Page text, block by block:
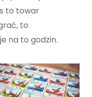
to towar
to
na to godzin.